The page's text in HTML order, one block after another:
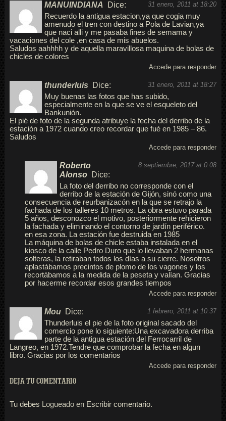
31 enero, 2011 at 18:20
MANUINDIANA Dice:
Recuerdo la antigua estacion,ya que cogia muy
amenudo el tren con destino a Pola de Lavian,ya
que naci alli y me pasaba fines de semama y
vacaciones del cole ,en casa de mis abuelos.
Saludos aahhhh y de aquella maravillosa maquina de bolas de
chicles de colores
Accede para responder
31 enero, 2011 at 18:27
thunderluis Dice:
Muy buenas las fotos que has subido,
especialmente en la que se ve el esqueleto del
Bankunión.
El pié de foto de la segunda atribuye la fecha del derribo de la
estación a 1972 cuando creo recordar que fué en 1985 – 86.
Saludos
Accede para responder
8 septiembre, 2017 at 0:08
Roberto
Alonso Dice:
La foto del derribo no corresponde con el
derribo de la estación de Gijón, sinó como una
consecuencia de reurbanizacón en la que se retrajo la
fachada de los talleres 10 metros. La obra estuvo parada
5 años, desconozco el motivo, posteriormente rehicieron
la fachada y eliminando el contorno de jardín periférico.
en esa zona. La estación fue destruida en 1985
La máquina de bolas de chicle estaba instalada en el
kiosco de la calle Pedro Duro que lo llevaban 2 hermanas
solteras, la retiraban todos los días a su cierre. Nosotros
aplastábamos precintos de plomo de los vagones y los
recortábamos a la medida de la peseta y valían. Gracias
por hacerme recordar esos grandes tiempos
Accede para responder
1 febrero, 2011 at 10:37
Mou Dice:
Thunderluis el pie de la foto original sacado del
comercio pone lo siguiente:Una excavadora derriba
parte de la antigua estación del Ferrocarril de
Langreo, en 1972.Tendre que comprobar la fecha en algun
libro. Gracias por los comentarios
Accede para responder
DEJA TU COMENTARIO
Tu debes Logueado enEscribir comentario.